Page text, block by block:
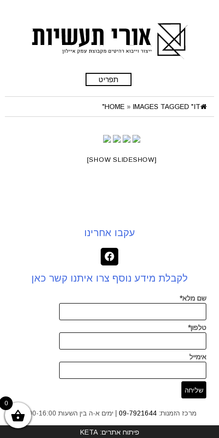
תפריט
HOME » IMAGES TAGGED "IT"
[SHOW SLIDESHOW]
עקבו אחרינו
לקבלת מידע נוסף צרו איתנו קשר כאן
שם מלא*
טלפון*
אימייל
מרכז הזמנות: 09-7921644 | ימים א-ה בין השעות 9:00-16:00
0
פיתוח אתרים: KETA